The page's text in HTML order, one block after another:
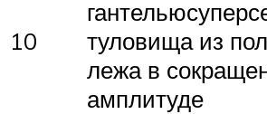
10
туловища из
лежа в
амплитуде